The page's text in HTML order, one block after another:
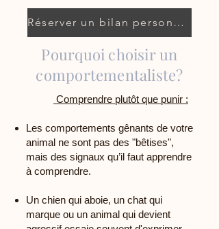
Réserver un bilan personnalisé
Pourquoi choisir un
comportementaliste?
Comprendre plutôt que punir :
Les comportements gênants de votre
animal ne sont pas des "bêtises",
mais des signaux qu’il faut apprendre
à comprendre.
Un chien qui aboie, un chat qui
marque ou un animal qui devient